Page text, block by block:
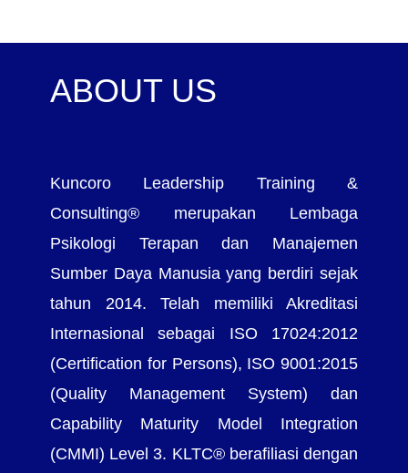
ABOUT US
Kuncoro Leadership Training &
Consulting® merupakan Lembaga
Psikologi Terapan dan Manajemen
Sumber Daya Manusia yang berdiri sejak
tahun 2014. Telah memiliki Akreditasi
Internasional sebagai ISO 17024:2012
(Certification for Persons), ISO 9001:2015
(Quality Management System) dan
Capability Maturity Model Integration
(CMMI) Level 3. KLTC® berafiliasi dengan